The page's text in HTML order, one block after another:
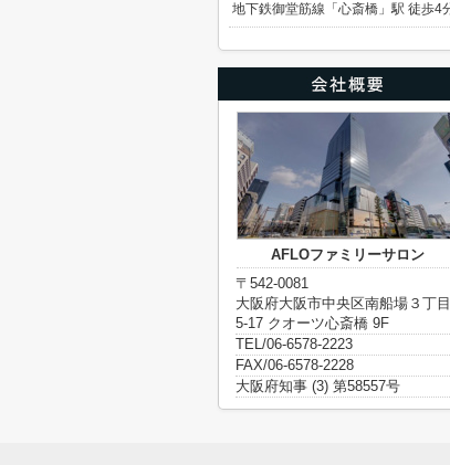
地下鉄御堂筋線「心斎橋」駅 徒歩4
AFLOファミリーサロン
〒542-0081
大阪府大阪市中央区南船場３丁目
5-17 クオーツ心斎橋 9F
TEL/06-6578-2223
FAX/06-6578-2228
大阪府知事 (3) 第58557号